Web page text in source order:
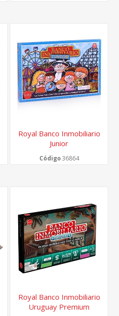
Royal Banco Inmobiliario
Junior
Código36864
Royal Banco Inmobiliario
Uruguay Premium